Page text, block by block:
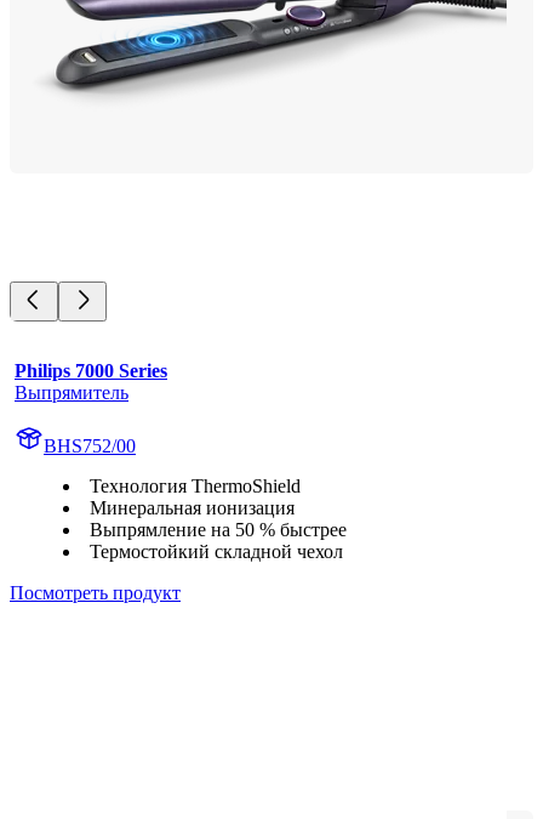
Philips 7000 Series
Выпрямитель
BHS752/00
Технология ThermoShield
Минеральная ионизация
Выпрямление на 50 % быстрее
Термостойкий складной чехол
Посмотреть продукт